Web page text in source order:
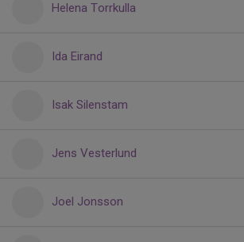
Helena Torrkulla
Ida Eirand
Isak Silenstam
Jens Vesterlund
Joel Jonsson